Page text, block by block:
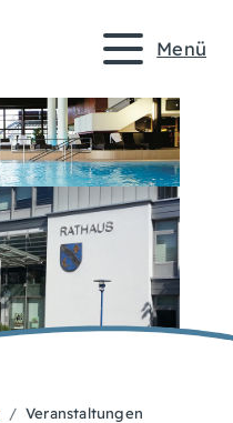
Menü
Veranstaltungen